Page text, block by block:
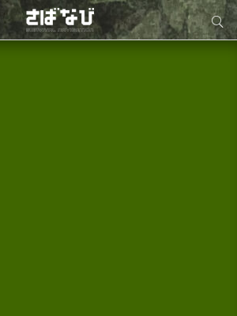
サイト内検索